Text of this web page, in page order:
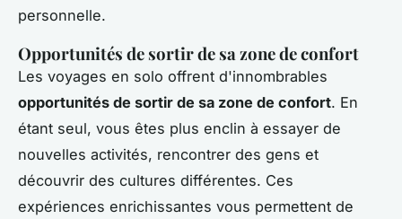
personnelle.
Opportunités de sortir de sa zone de confort
Les voyages en solo offrent d'innombrables
opportunités de sortir de sa zone de confort. En
étant seul, vous êtes plus enclin à essayer de
nouvelles activités, rencontrer des gens et
découvrir des cultures différentes. Ces
expériences enrichissantes vous permettent de